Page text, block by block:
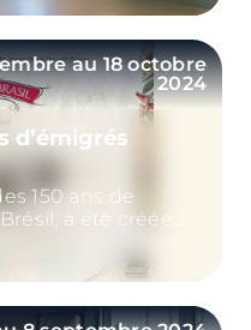
au 18 octobre
2024
d’émigrés
150 ans de
a été créée